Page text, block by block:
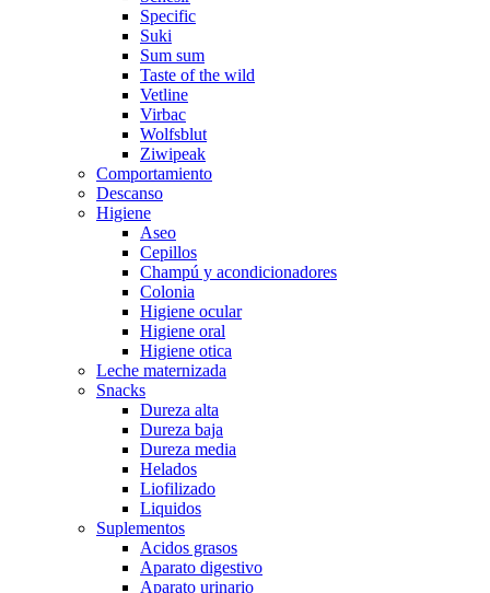
Specific
Suki
Sum sum
Taste of the wild
Vetline
Virbac
Wolfsblut
Ziwipeak
Comportamiento
Descanso
Higiene
Aseo
Cepillos
Champú y acondicionadores
Colonia
Higiene ocular
Higiene oral
Higiene otica
Leche maternizada
Snacks
Dureza alta
Dureza baja
Dureza media
Helados
Liofilizado
Liquidos
Suplementos
Acidos grasos
Aparato digestivo
Aparato urinario